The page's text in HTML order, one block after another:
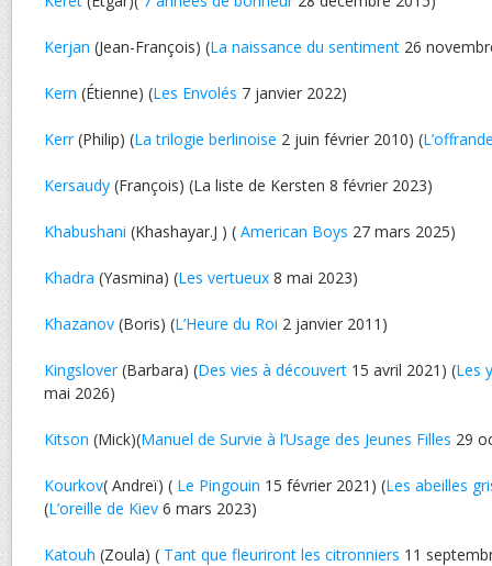
Kerjan (Jean-François) (La naissance du sentiment 26
Kern (Étienne) (Les Envolés 7 janvier 2022)
Kerr(Philip) (La trilogie berlinoise 2 juin février 2010) (
Kersaudy (François) (La liste de Kersten 8 février 2023)
Khabushani (Khashayar.J ) ( American Boys 27 mars 2025)
Khadra (Yasmina) (Les vertueux 8 mai 2023)
Khazanov (Boris) (L’Heure du Roi 2 janvier 2011)
Kingslover(Barbara) (Des vies à découvert 15 avril 2021) (Les
mai 2026)
Kitson (Mick)(Manuel de Survie à l’Usage des Jeunes Filles 29
Kourkov( Andreï) ( Le Pingouin 15 février 2021) (Les abeilles
(L’oreille de Kiev 6 mars 2023)
Katouh (Zoula) ( Tant que fleuriront les citronniers 11